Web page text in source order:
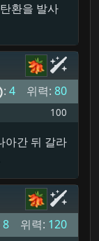
환을 발사
: 4 위력: 80
100
아간 뒤 갈라
8 위력: 120